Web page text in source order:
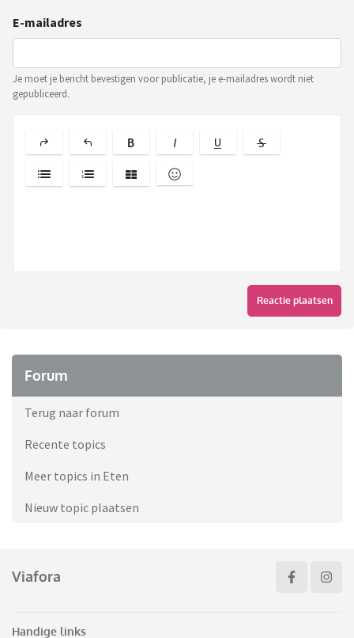
E-mailadres
Je moet je bericht bevestigen voor publicatie, je e-mailadres wordt niet
gepubliceerd.
Reactie plaatsen
Forum
Terug naar forum
Recente topics
Meer topics in Eten
Nieuw topic plaatsen
Viafora
Handige links